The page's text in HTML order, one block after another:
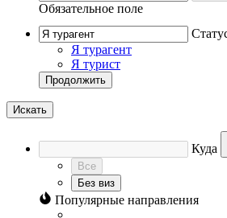
Обязательное поле
Я турагент
Я турист
Продолжить
Искать
Куда
Все
Без виз
Популярные направления